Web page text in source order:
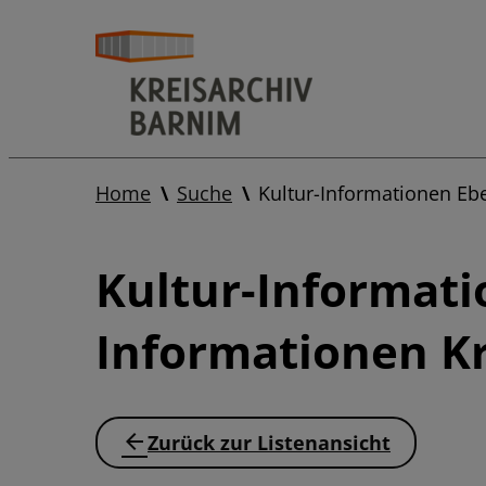
Home Suche Kultur-Informationen
Kultur-
Informationen
Zurück zur Listenansicht